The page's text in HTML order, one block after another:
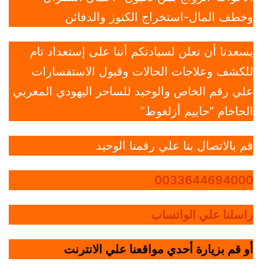
وخطف المال-استخراج الكنوز والدفائن
يسعدنا أن نعلن لسيادتكم أننا على إستعداد تام
للكشف وعلاجات الحالات وقبول الاستفسارات
علي رقم الخاص والوحيد للساحر اليهودي المغربي
الحاخام “حاييم أزلغوط”
قم بالاتصال بنا علي رقمنا الوحيد
0033644694000
راسلنا علي الواتساب
أو قم بزيارة أحدي مواقعنا علي الانترنت